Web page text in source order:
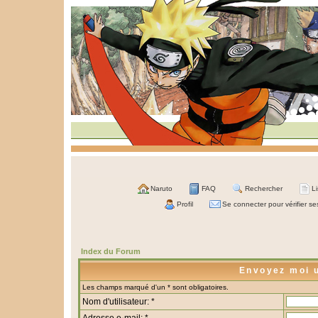
Naruto FAQ Rechercher
Profil Se connecter pour vérifier
Index du Forum
Envoyez moi
Les champs marqué d'un * sont obligatoires.
Nom d'utilisateur: *